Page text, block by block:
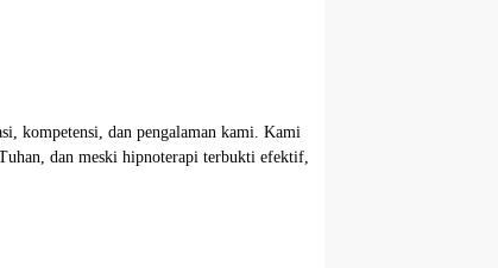
kompetensi, dan pengalaman kami. Kami
dan meski hipnoterapi terbukti efektif,